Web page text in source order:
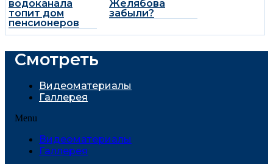
водоканала
топит дом
пенсионеров
Желябова
забыли?
Смотреть
Видеоматериалы
Галлерея
Menu
Видеоматериалы
Галлерея